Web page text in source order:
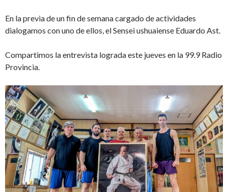
En la previa de un fin de semana cargado de actividades
dialogamos con uno de ellos, el Sensei ushuaiense Eduardo Ast.
Compartimos la entrevista lograda este jueves en la 99.9 Radio
Provincia.